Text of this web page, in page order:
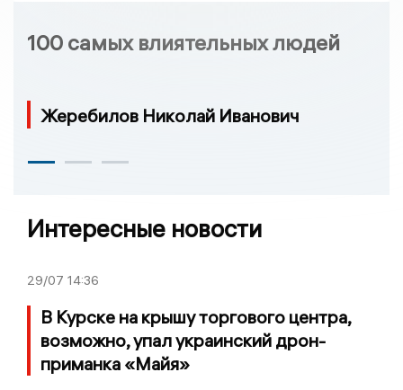
100 самых влиятельных людей
Жеребилов Николай Иванович
Интересные новости
29/07 14:36
В Курске на крышу торгового центра,
возможно, упал украинский дрон-
приманка «Майя»